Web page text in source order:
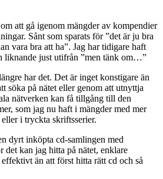
att gå igenom mängder av kompendier
Sånt som sparats för ”det är ju bra
vara bra att ha”. Jag har tidigare haft
liknande just utifrån ”men tänk om…”
har det. Det är inget konstigare än
söka på nätet eller genom att utnyttja
nätverken kan få tillgång till den
som jag nu haft i mängder med mer
i tryckta skriftsserier.
dyrt inköpta cd-samlingen med
kan jag hitta på nätet, enklare
än att först hitta rätt cd och så